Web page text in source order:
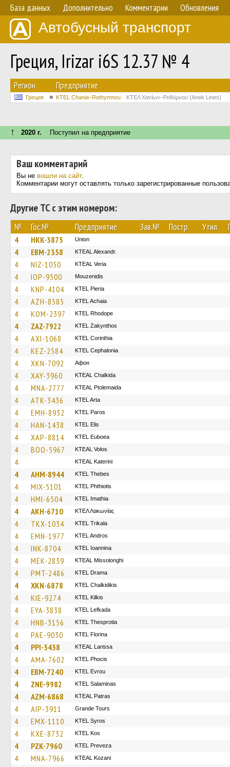
База данных Дополнительно Комментарии Обновления
Автобусный транспорт
Греция, Irizar i6S 12.37 № 4
Регион Предприятие
Греция KTEL Chania–Rethymnou ΚΤΕΛ Χανίων–Ρεθύμνου (Anek Lines)
↑ 2020 г. Поступил на предприятие
Ваш комментарий
Вы не вошли на сайт.
Комментарии могут оставлять только зарегистрированные
Другие ТС с этим номером:
№ Гос.№ Предприятие Зав.№ Постр. Утил.
4 HKK-3875 Union
4 EBM-2358 KTEAL Alexandr.
4 NIZ-1050 KTEAL Veria
4 IOP-9500 Mouzenidis
4 KNP-4104 KTEL Pieria
4 AZH-8585 KTEL Achaia
4 KOM-2397 KTEL Rhodope
4 ZAZ-7922 KTEL Zakynthos
4 AXI-1068 KTEL Corinthia
4 KEZ-2584 KTEL Cephalonia
4 XKN-7092 Афон
4 XAY-3960 KTEAL Chalkida
4 MNA-2777 KTEAL Ptolemaida
4 ATK-3436 KTEL Arta
4 EMH-8932 KTEL Paros
4 HAN-1438 KTEL Elis
4 XAP-8814 ΚΤΕL Euboea
4 BOO-5967 KTEAL Volos
4 KTEAL Katerini
4 AHM-8944 KTEL Thebes
4 MIX-5101 ΚΤΕL Phthiotis
4 HMI-6504 KTEL Imathia
4 AKH-6710 ΚΤΕΛ Λακωνίας
4 TKX-1034 ΚΤΕL Τrikala
4 EMN-1977 KTEL Andros
4 INK-8704 KTEL Ioannina
4 MEK-2839 KTEAL Missolonghi
4 PMT-2486 KTEL Drama
4 XKN-6878 ΚΤΕL Chalkidikis
4 KIE-9274 KTEL Kilkis
4 EYA-3838 KTEL Lefkada
4 HNB-3156 KTEL Thesprotia
4 PAE-9030 KTEL Florina
4 PPI-5438 KTEAL Larissa
4 AMA-7602 ΚΤΕL Phocis
4 EBM-7240 KTEL Evrou
4 ZNE-9982 KTEL Salaminas
4 AZM-6868 KTEAL Patras
4 AIP-3911 Grande Tours
4 EMX-1110 KTEL Syros
4 KXE-8732 KTEL Kos
4 PZK-7960 KTEL Preveza
4 MNA-7966 KTEAL Kozani